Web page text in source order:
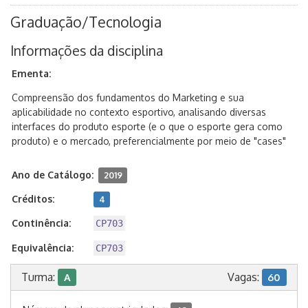
Graduação/Tecnologia
Informações da disciplina
Ementa:
Compreensão dos fundamentos do Marketing e sua
aplicabilidade no contexto esportivo, analisando diversas
interfaces do produto esporte (e o que o esporte gera como
produto) e o mercado, preferencialmente por meio de "cases"
Ano de Catálogo: 2019
Créditos: 4
Continência: CP703
Equivalência: CP703
Turma: A Vagas: 60